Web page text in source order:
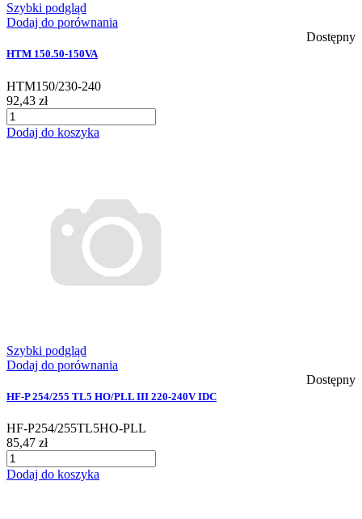
Szybki podgląd
Dodaj do porównania
Dostępny
HTM 150.50-150VA
HTM150/230-240
92,43 zł
Dodaj do koszyka
Szybki podgląd
Dodaj do porównania
Dostępny
HF-P 254/255 TL5 HO/PLL III 220-240V IDC
HF-P254/255TL5HO-PLL
85,47 zł
Dodaj do koszyka